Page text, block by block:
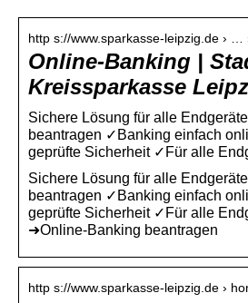
http s://www.sparkasse-leipzig.de › …
Online-Banking |
Kreissparkasse
Sichere Lösung für alle
beantragen ✓Banking einfach
geprüfte Sicherheit ✓Für alle
Sichere Lösung für alle
beantragen ✓Banking einfach
geprüfte Sicherheit ✓Für alle
➜Online-Banking beantragen
http s://www.sparkasse-leipzig.de ›